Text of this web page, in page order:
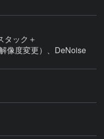
タック＋
像度変更）、DeNoise